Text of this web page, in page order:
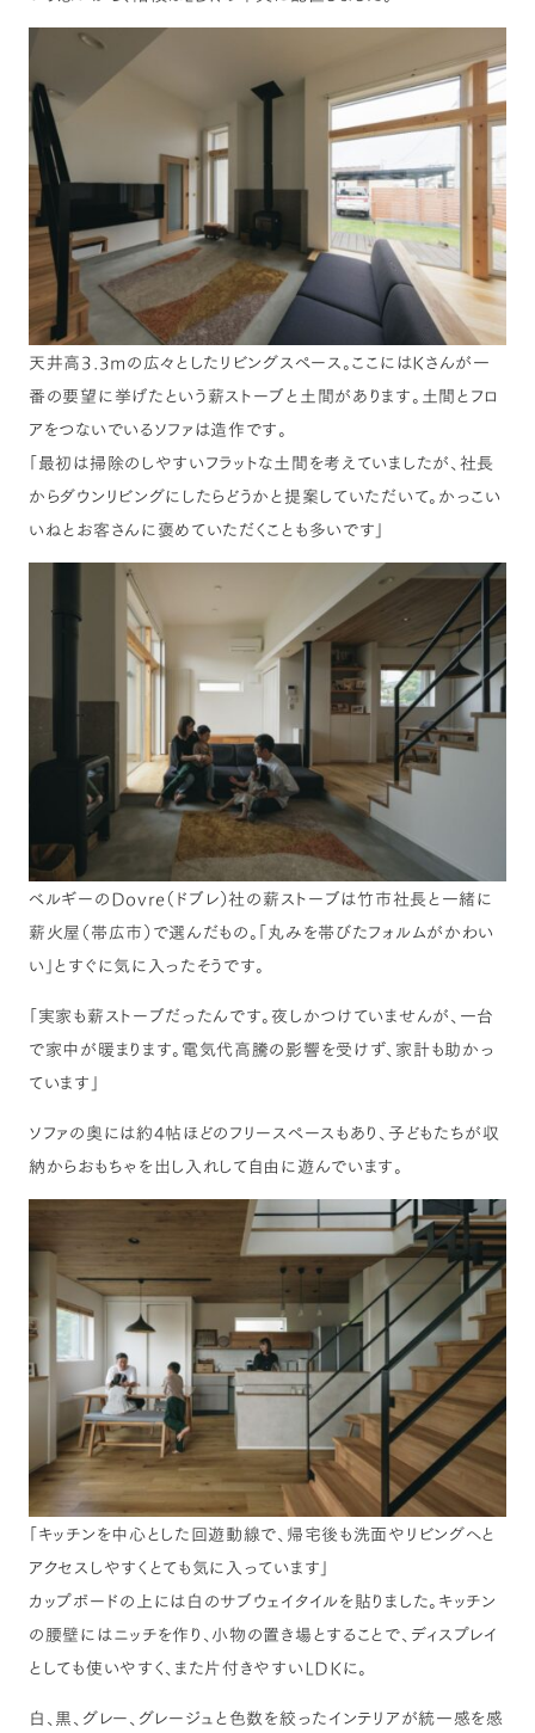
天井高3.3mの広々としたリビングスペース。ここにはKさんが一
番の要望に挙げたという薪ストーブと土間があります。土間とフロ
アをつないでいるソファは造作です。
「最初は掃除のしやすいフラットな土間を考えていましたが、社長
からダウンリビングにしたらどうかと提案していただいて。かっこい
いねとお客さんに褒めていただくことも多いです」
ベルギーのDovre（ドブレ）社の薪ストーブは竹市社長と一緒に
薪火屋（帯広市）で選んだもの。「丸みを帯びたフォルムがかわい
い」とすぐに気に入ったそうです。
「実家も薪ストーブだったんです。夜しかつけていませんが、一台
で家中が暖まります。電気代高騰の影響を受けず、家計も助かっ
ています」
ソファの奥には約4帖ほどのフリースペースもあり、子どもたちが収
納からおもちゃを出し入れして自由に遊んでいます。
「キッチンを中心とした回遊動線で、帰宅後も洗面やリビングへと
アクセスしやすくとても気に入っています」
カップボードの上には白のサブウェイタイルを貼りました。キッチン
の腰壁にはニッチを作り、小物の置き場とすることで、ディスプレイ
としても使いやすく、また片付きやすいLDKに。
白、黒、グレー、グレージュと色数を絞ったインテリアが統一感を感